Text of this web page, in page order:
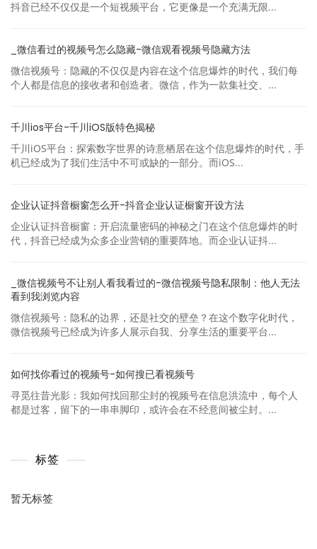
抖音已经不仅仅是一个短视频平台，它更像是一个充满无限...
_微信看过的视频号怎么隐藏-微信观看视频号隐藏方法
微信视频号：隐藏的不仅仅是内容在这个信息爆炸的时代，我们每
个人都是信息的接收者和创造者。微信，作为一款集社交、...
千川ios平台-千川iOS版特色揭秘
千川iOS平台：探索数字世界的诗意栖居在这个信息爆炸的时代，手
机已经成为了我们生活中不可或缺的一部分。而iOS...
企业认证抖音橱窗怎么开-抖音企业认证橱窗开设方法
企业认证抖音橱窗：开启流量密码的神秘之门在这个信息爆炸的时
代，抖音已经成为众多企业营销的重要阵地。而企业认证抖...
_微信视频号不让别人看我看过的-微信视频号隐私限制：他人无法
看到我浏览内容
微信视频号：隐私的边界，还是社交的壁垒？在这个数字化时代，
微信视频号已经成为许多人展示自我、分享生活的重要平台...
如何找你看过的视频号-如何搜已看视频号
寻觅往昔光影：我如何找回那尘封的视频号在信息洪流中，每个人
都是过客，留下的一串串脚印，或许会在不经意间被尘封。...
标签
暂无标签